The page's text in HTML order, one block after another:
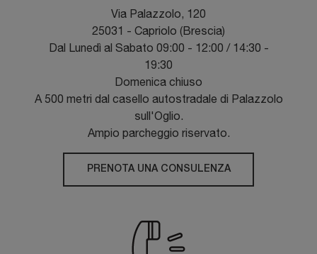
Via Palazzolo, 120
25031 - Capriolo (Brescia)
Dal Lunedì al Sabato 09:00 - 12:00 / 14:30 -
19:30
Domenica chiuso
A 500 metri dal casello autostradale di Palazzolo
sull'Oglio.
Ampio parcheggio riservato.
PRENOTA UNA CONSULENZA